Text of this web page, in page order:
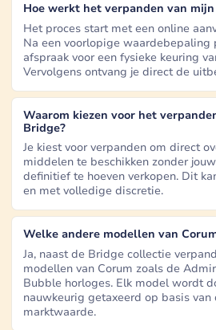
Hoe werkt het verpanden van
Het proces start met een online
Na een voorlopige waardebepaling
afspraak voor een fysieke keuring
Vervolgens ontvang je direct de
Waarom kiezen voor het
Bridge?
Je kiest voor verpanden om direct
middelen te beschikken zonder
definitief te hoeven verkopen. Dit
en met volledige discretie.
Welke andere modellen van
Ja, naast de Bridge collectie
modellen van Corum zoals de
Bubble horloges. Elk model wordt
nauwkeurig getaxeerd op basis van
marktwaarde.